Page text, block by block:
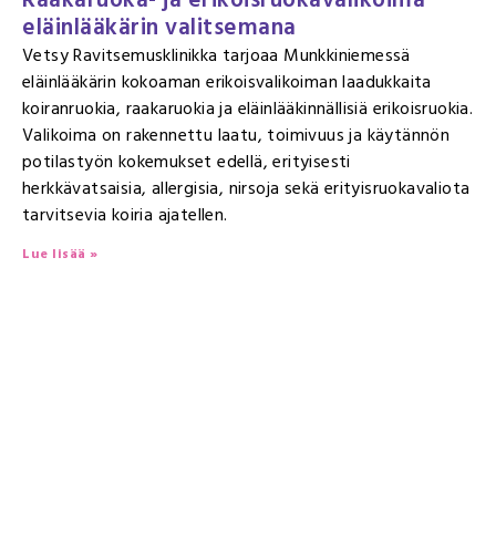
eläinlääkärin valitsemana
Vetsy Ravitsemusklinikka tarjoaa Munkkiniemessä
eläinlääkärin kokoaman erikoisvalikoiman laadukkaita
koiranruokia, raakaruokia ja eläinlääkinnällisiä erikoisruokia.
Valikoima on rakennettu laatu, toimivuus ja käytännön
potilastyön kokemukset edellä, erityisesti
herkkävatsaisia, allergisia, nirsoja sekä erityisruokavaliota
tarvitsevia koiria ajatellen.
Lue lisää »